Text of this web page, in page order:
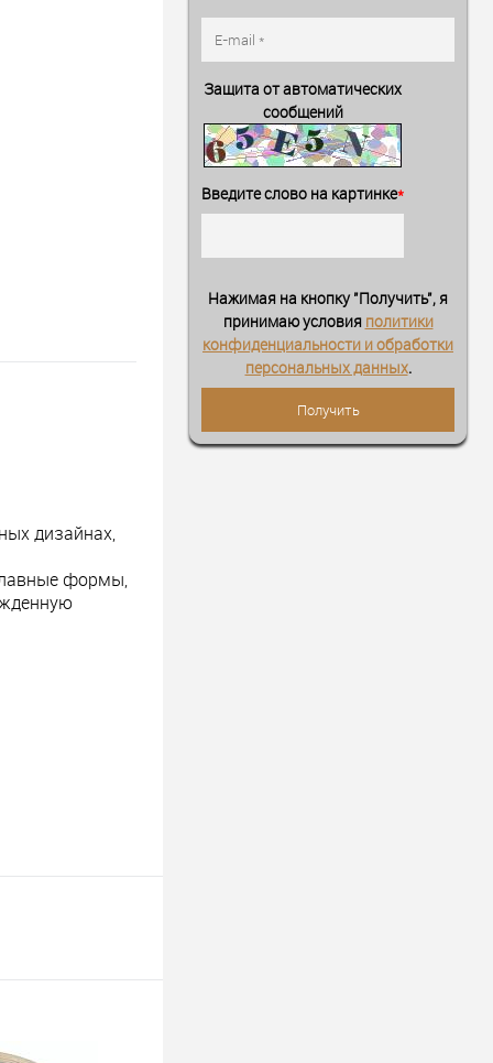
дизайнах,
формы,
Защита от автоматических
сообщений
Введите слово на картинке*
Нажимая на кнопку "Получить", я
принимаю условия политики
конфиденциальности и обработки
персональных данных.